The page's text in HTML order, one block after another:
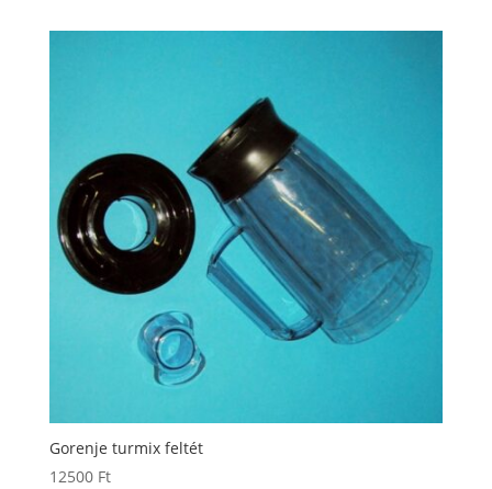
Gorenje turmix feltét
12500 Ft